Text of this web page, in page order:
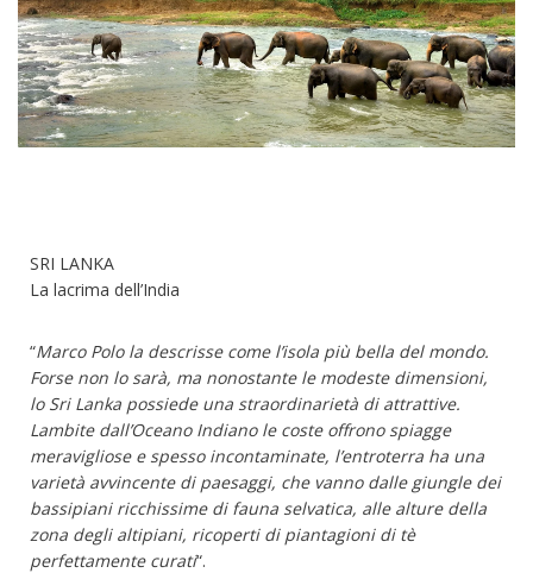
SRI LANKA
La lacrima dell’India
“Marco Polo la descrisse come l’isola più bella del mondo.
Forse non lo sarà, ma nonostante le modeste dimensioni,
lo Sri Lanka possiede una straordinarietà di attrattive.
Lambite dall’Oceano Indiano le coste offrono spiagge
meravigliose e spesso incontaminate, l’entroterra ha una
varietà avvincente di paesaggi, che vanno dalle giungle dei
bassipiani ricchissime di fauna selvatica, alle alture della
zona degli altipiani, ricoperti di piantagioni di tè
perfettamente curati“.